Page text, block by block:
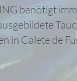
benötigt
in Calete de